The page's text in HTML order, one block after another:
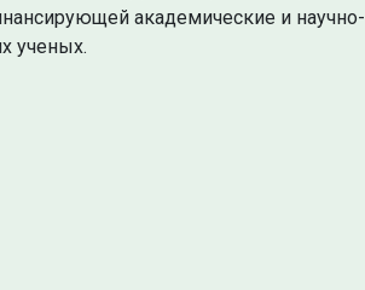
академические и научно-
ученых.